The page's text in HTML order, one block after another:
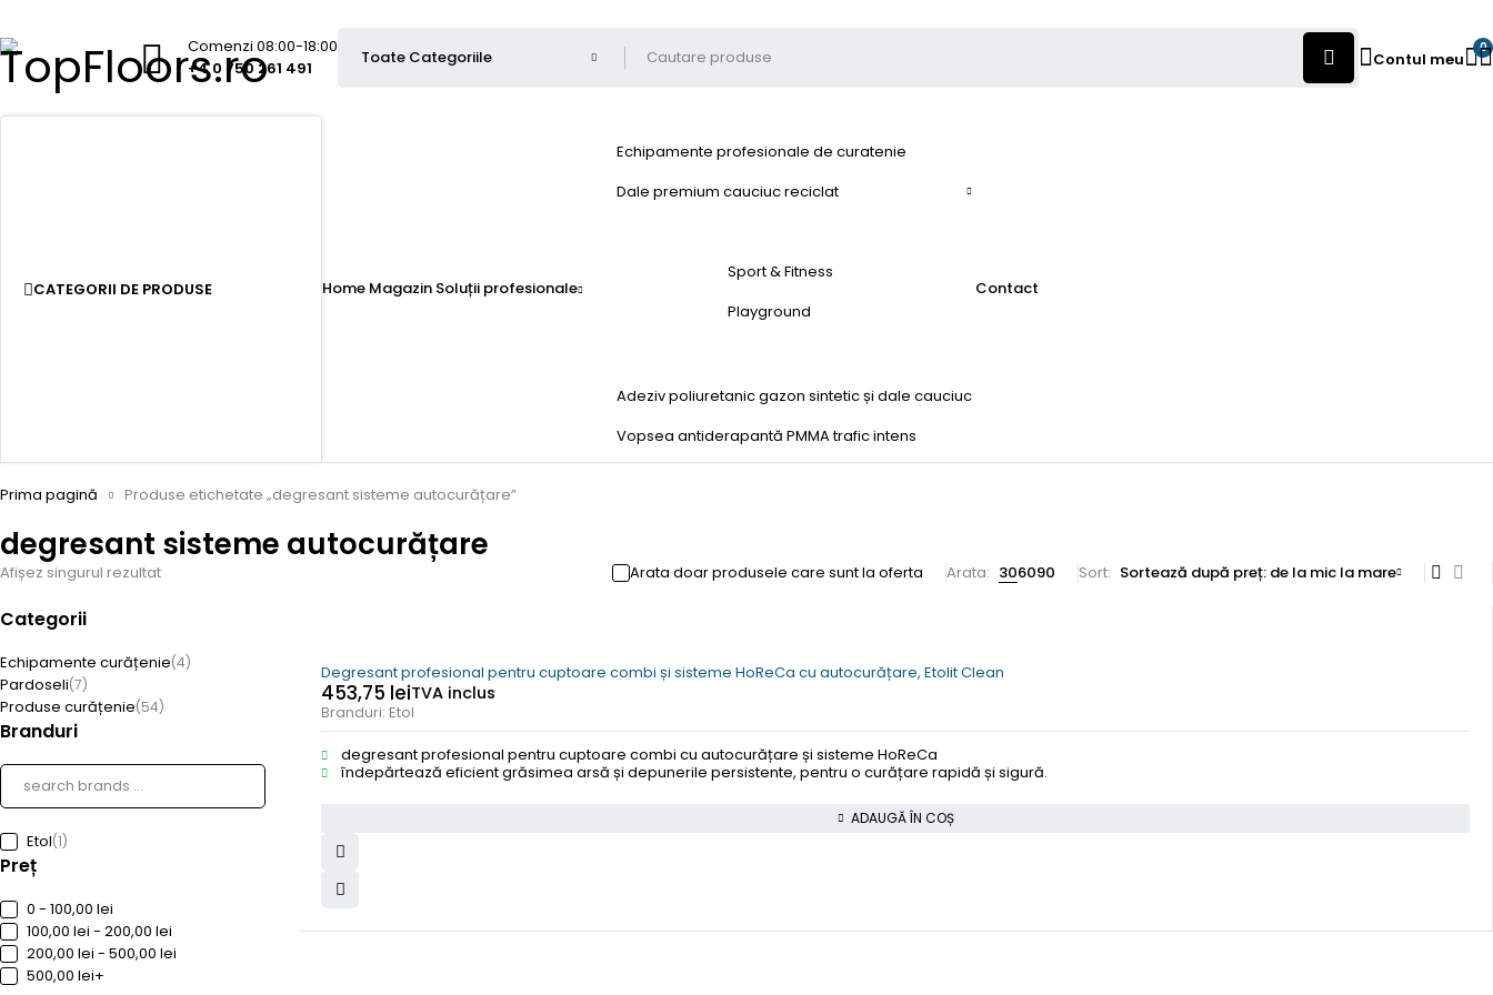
Comenzi 08:00-18:00
+4 0 750 261 491
Contul meu
0
CATEGORII DE PRODUSE Home Magazin Soluții profesionale
Echipamente profesionale de curatenie
Dale premium cauciuc reciclat
Sport & Fitness
Playground
Adeziv poliuretanic gazon sintetic și dale cauciuc
Vopsea antiderapantă PMMA trafic intens
Contact
degresant sisteme autocurățare
Prima pagină Produse etichetate „degresant sisteme autocurățare”
Categorii
Echipamente curățenie(4)
Pardoseli(7)
Produse curățenie(54)
Branduri
Etol(1)
Preț
0 - 100,00 lei
100,00 lei - 200,00 lei
200,00 lei - 500,00 lei
500,00 lei+
Afișez singurul rezultat Arata doar produsele care sunt la oferta Arata: 306090 Sort Sortează după preț: de la mic la mare
Degresant profesional pentru cuptoare combi și sisteme HoReCa cu autocurățare, Etolit Clean
453,75 leiTVA inclus
Branduri: Etol
degresant profesional pentru cuptoare combi cu autocurățare și sisteme HoReCa
îndepărtează eficient grăsimea arsă și depunerile persistente, pentru o curățare rapidă și sigură.
ADAUGĂ ÎN COȘ